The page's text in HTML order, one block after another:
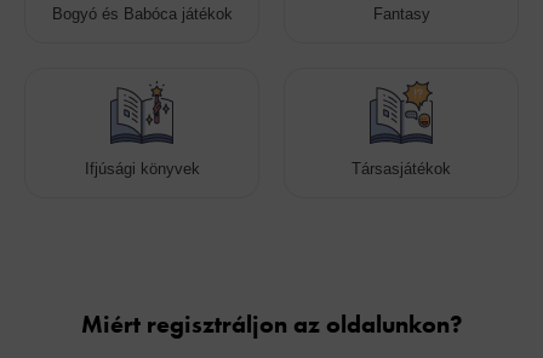
Bogyó és Babóca játékok Fantasy
Ifjúsági könyvek Társasjátékok
Miért regisztráljon az oldalunkon?